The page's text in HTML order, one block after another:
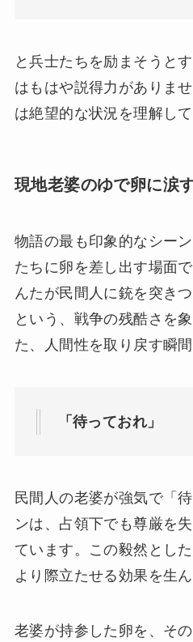
と兵士たちを励まそうと
はもはや説得力がありま
は絶望的な状況を理解し
現地老婆のゆで卵に涙
物語の最も印象的なシー
たちに卵を差し出す場面
んたが民間人に銃を突き
という、戦争の残酷さを
た、人間性を取り戻す瞬間
「待っておれ」
民間人の老婆が強気で「
ンは、占領下でも尊厳を
ています。この毅然とし
より際立たせる効果を生ん
老婆が持参した卵を、そ